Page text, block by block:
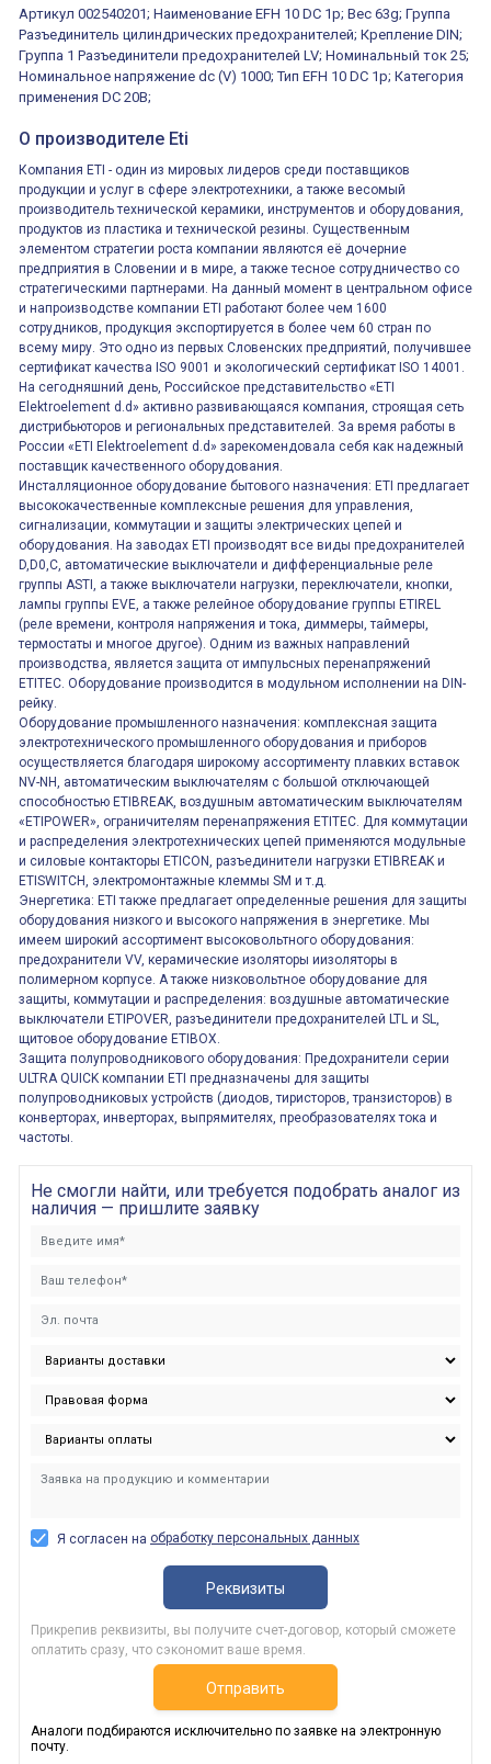
оранжевый
230VAC 130мм
ВКН8108
ВКН8108
выключатель /
выключатель
путевой,
регулируемый
ролик
800202300000С
многофункциональные
0.1cек.-10 дней, 10
функций/режимов
Артикул 002540201; Наименование EFH 10 DC 1p; Вес 63g; Группа
Разъединитель цилиндрических предохранителей; Крепление DIN;
Группа 1 Разъединители предохранителей LV; Номинальный ток 25;
Номинальное напряжение dc (V) 1000; Тип EFH 10 DC 1p; Категория
применения DC 20B;
О производителе Eti
Компания ETI - один из мировых лидеров среди поставщиков
продукции и услуг в сфере электротехники, а также весомый
производитель технической керамики, инструментов и оборудования,
продуктов из пластика и технической резины. Существенным
элементом стратегии роста компании являются её дочерние
предприятия в Словении и в мире, а также тесное сотрудничество со
стратегическими партнерами. На данный момент в центральном офисе
и напроизводстве компании ETI работают более чем 1600
сотрудников, продукция экспортируется в более чем 60 стран по
всему миру. Это одно из первых Словенских предприятий, получившее
сертификат качества ISO 9001 и экологический сертификат ISO 14001.
На сегодняшний день, Российское представительство «ETI
Elektroelement d.d» активно развивающаяся компания, строящая сеть
дистрибьюторов и региональных представителей. За время работы в
России «ETI Elektroelement d.d» зарекомендовала себя как надежный
поставщик качественного оборудования.
Инсталляционное оборудование бытового назначения: ETI предлагает
высококачественные комплексные решения для управления,
сигнализации, коммутации и защиты электрических цепей и
оборудования. На заводах ETI производят все виды предохранителей
D,D0,C, автоматические выключатели и дифференциальные реле
группы ASTI, а также выключатели нагрузки, переключатели, кнопки,
лампы группы EVE, а также релейное оборудование группы ETIREL
(реле времени, контроля напряжения и тока, диммеры, таймеры,
термостаты и многое другое). Одним из важных направлений
производства, является защита от импульсных перенапряжений
ETITEC. Оборудование производится в модульном исполнении на DIN-
рейку.
Оборудование промышленного назначения: комплексная защита
электротехнического промышленного оборудования и приборов
осуществляется благодаря широкому ассортименту плавких вставок
NV-NH, автоматическим выключателям с большой отключающей
способностью ETIBREAK, воздушным автоматическим выключателям
«ETIPOWER», ограничителям перенапряжения ETITEC. Для коммутации
и распределения электротехнических цепей применяются модульные
и силовые контакторы ETICON, разъединители нагрузки ETIBREAK и
ETISWITCH, электромонтажные клеммы SM и т.д.
Энергетика: ETI также предлагает определенные решения для защиты
оборудования низкого и высокого напряжения в энергетике. Мы
имеем широкий ассортимент высоковольтного оборудования:
предохранители VV, керамические изоляторы иизоляторы в
полимерном корпусе. А также низковольтное оборудование для
защиты, коммутации и распределения: воздушные автоматические
выключатели ETIPOVER, разъединители предохранителей LTL и SL,
щитовое оборудование ETIBOX.
Защита полупроводникового оборудования: Предохранители серии
ULTRA QUICK компании ETI предназначены для защиты
полупроводниковых устройств (диодов, тиристоров, транзисторов) в
конверторах, инверторах, выпрямителях, преобразователях тока и
частоты.
Не смогли найти, или требуется подобрать аналог из
наличия — пришлите заявку
Я согласен на обработку персональных данных
Реквизиты
Прикрепив реквизиты, вы получите счет-договор, который сможете
оплатить сразу, что сэкономит ваше время.
Отправить
Аналоги подбираются исключительно по заявке на электронную
почту.